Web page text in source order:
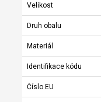
Velikost
Druh obalu
Materiál
Identifikace kódu
Číslo EU